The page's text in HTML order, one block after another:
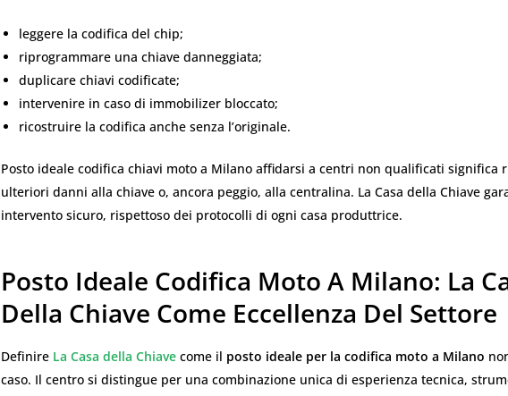
leggere la codifica del chip;
riprogrammare una chiave danneggiata;
duplicare chiavi codificate;
intervenire in caso di immobilizer bloccato;
ricostruire la codifica anche senza l’originale.
Posto ideale codifica chiavi moto a Milano affidarsi a centri non qualificati significa
ulteriori danni alla chiave o, ancora peggio, alla centralina. La Casa della Chiave
intervento sicuro, rispettoso dei protocolli di ogni casa produttrice.
Posto Ideale Codifica Moto A Milano: La
Della Chiave Come Eccellenza Del Settore
Definire La Casa della Chiave come il posto ideale per la codifica moto a Milano
caso. Il centro si distingue per una combinazione unica di esperienza tecnica,